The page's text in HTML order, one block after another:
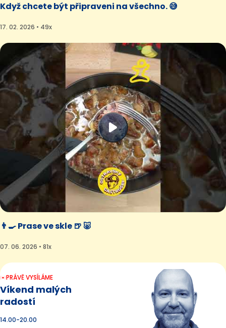
Když chcete být připraveni na všechno. 😅
17. 02. 2026 • 49x
👨‍🍳 Prase ve skle 🍺 🐷
07. 06. 2026 • 81x
PRÁVĚ VYSÍLÁME
Víkend malých
radostí
14.00-20.00